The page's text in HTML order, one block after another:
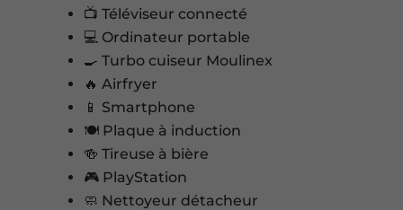
📺 Téléviseur connecté
💻 Ordinateur portable
🍳 Turbo cuiseur Moulinex
🔥 Airfryer
📱 Smartphone
🍽️ Plaque à induction
🍻 Tireuse à bière
🎮 PlayStation
🧼 Nettoyeur détacheur